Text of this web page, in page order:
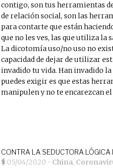
contigo, son tus herramientas
de relación social, son las
para contarte que están
que no les ves, las que utiliza la
La dicotomía uso/no uso no
capacidad de dejar de utilizar
invadido tu vida. Han invadido
puedes exigir es que estas
manipulen y no te encarezcan
CONTRA LA SEDUCTORA LÓGICA
05/04/2020 • China,